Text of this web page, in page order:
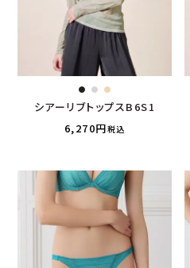
シアーリブトップスB6S1
6,270
税込